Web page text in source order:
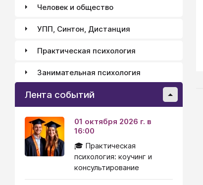
Человек и общество
УПП, Синтон, Дистанция
Практическая психология
Занимательная психология
Лента событий
01 октября 2026 г. в
16:00
🎓 Практическая
психология: коучинг и
консультирование